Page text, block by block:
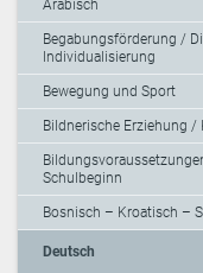
Arabisch
Begabungsförderung /
Individualisierung
Bewegung und Sport
Bildnerische Erziehung /
Schulbeginn
Bosnisch – Kroatisch –
Deutsch